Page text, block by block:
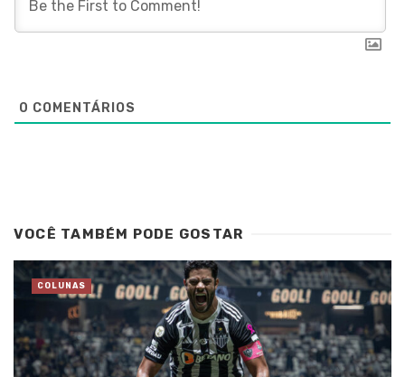
0 COMENTÁRIOS
VOCÊ TAMBÉM PODE GOSTAR
COLUNAS